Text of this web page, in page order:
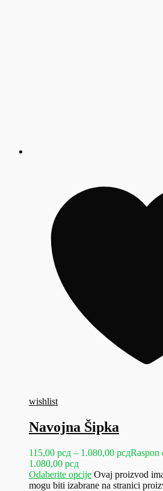
wishlist
Navojna Šipka
115,00 рсд – 1.080,00 рсдRaspon
1.080,00 рсд
Odaberite opcije Ovaj proizvod
mogu biti izabrane na stranici